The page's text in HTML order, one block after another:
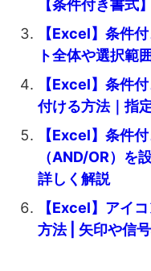
【条件付き書式】
【Excel】条件
ト全体や選択範
【Excel】条件
付ける方法｜指
【Excel】条件
（AND/OR）を
詳しく解説
【Excel】アイ
方法 | 矢印や信